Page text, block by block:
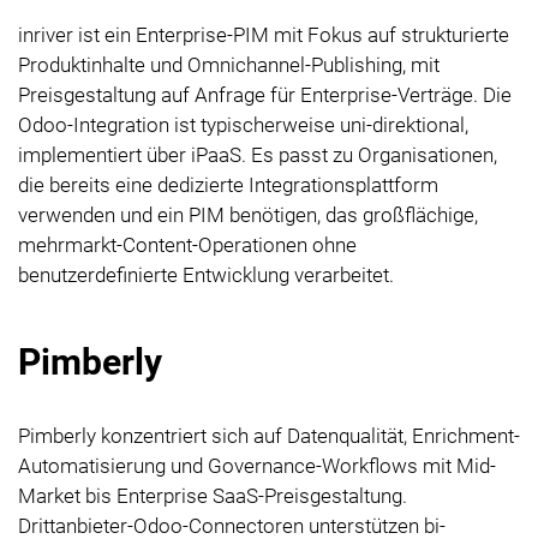
inriver ist ein Enterprise-PIM mit Fokus auf strukturierte
Produktinhalte und Omnichannel-Publishing, mit
Preisgestaltung auf Anfrage für Enterprise-Verträge. Die
Odoo-Integration ist typischerweise uni-direktional,
implementiert über iPaaS. Es passt zu Organisationen,
die bereits eine dedizierte Integrationsplattform
verwenden und ein PIM benötigen, das großflächige,
mehrmarkt-Content-Operationen ohne
benutzerdefinierte Entwicklung verarbeitet.
Pimberly
Pimberly konzentriert sich auf Datenqualität, Enrichment-
Automatisierung und Governance-Workflows mit Mid-
Market bis Enterprise SaaS-Preisgestaltung.
Drittanbieter-Odoo-Connectoren unterstützen bi-